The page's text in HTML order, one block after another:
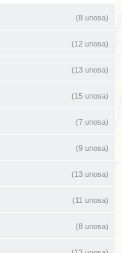
(8 unosa)
(12 unosa)
(13 unosa)
(15 unosa)
(7 unosa)
(9 unosa)
(13 unosa)
(11 unosa)
(8 unosa)